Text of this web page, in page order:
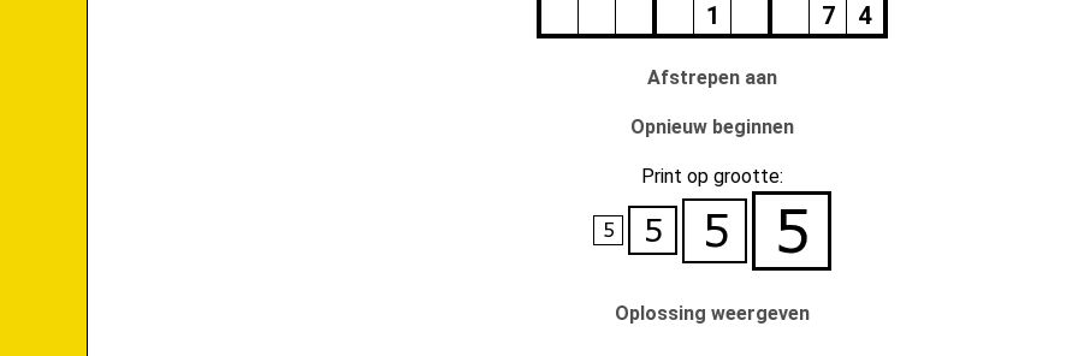
1
7 4
Afstrepen aan
Opnieuw beginnen
Print op grootte:
Oplossing weergeven